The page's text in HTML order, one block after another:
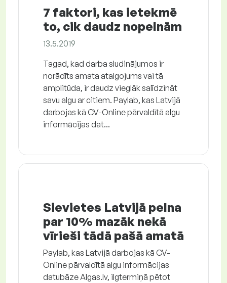
7 faktori, kas ietekmē
to, cik daudz nopelnām
13.5.2019
Tagad, kad darba sludinājumos ir
norādīts amata atalgojums vai tā
amplitūda, ir daudz vieglāk salīdzināt
savu algu ar citiem. Paylab, kas Latvijā
darbojas kā CV-Online pārvaldītā algu
informācijas dat...
Sievietes Latvijā pelna
par 10% mazāk nekā
vīrieši tādā pašā amatā
Paylab, kas Latvijā darbojas kā CV-
Online pārvaldītā algu informācijas
datubāze Algas.lv, ilgtermiņā pētot